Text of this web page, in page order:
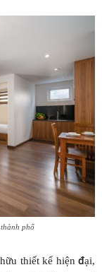
phố
thiết kế hiện đại,